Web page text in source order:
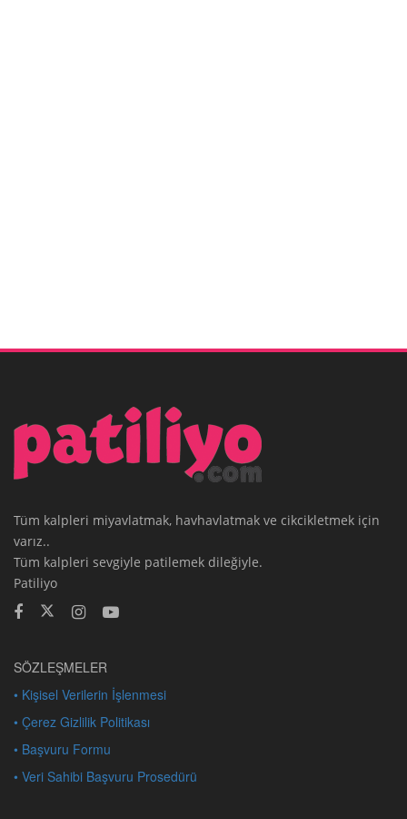
Tüm kalpleri miyavlatmak, havhavlatmak ve cikcikletmek için
varız..
Tüm kalpleri sevgiyle patilemek dileğiyle.
Patiliyo
SÖZLEŞMELER
• Kişisel Verilerin İşlenmesi
• Çerez Gizlilik Politikası
• Başvuru Formu
• Veri Sahibi Başvuru Prosedürü